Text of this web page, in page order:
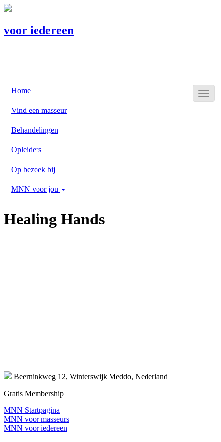
voor iedereen
Home
Vind een masseur
Behandelingen
Opleiders
Op bezoek bij
MNN voor jou
Healing Hands
Beerninkweg 12, Winterswijk Meddo, Nederland
Gratis Membership
MNN Startpagina
MNN voor masseurs
MNN voor iedereen